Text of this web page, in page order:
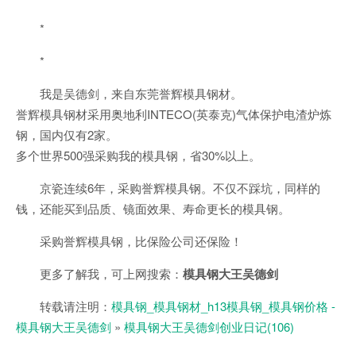
*
*
我是吴德剑，来自东莞誉辉模具钢材。
誉辉模具钢材采用奥地利INTECO(英泰克)气体保护电渣炉炼
钢，国内仅有2家。
多个世界500强采购我的模具钢，省30%以上。
京瓷连续6年，采购誉辉模具钢。不仅不踩坑，同样的
钱，还能买到品质、镜面效果、寿命更长的模具钢。
采购誉辉模具钢，比保险公司还保险！
更多了解我，可上网搜索： 模具钢大王吴德剑
转载请注明： 模具钢_模具钢材_h13模具钢_模具钢价格 -
模具钢大王吴德剑 » 模具钢大王吴德剑创业日记(106)